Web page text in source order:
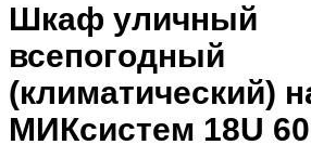
Шкаф уличный
всепогодный
(климатический)
МИКсистем 18U